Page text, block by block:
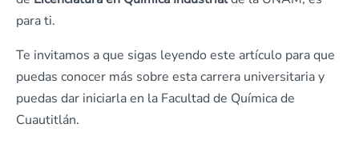
para ti.
Te invitamos a que sigas leyendo este artículo para que
puedas conocer más sobre esta carrera universitaria y
puedas dar iniciarla en la Facultad de Química de
Cuautitlán.